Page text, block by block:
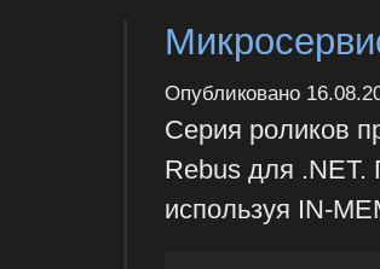
Опубликовано
Серия роликов
Rebus для .NET.
используя IN-